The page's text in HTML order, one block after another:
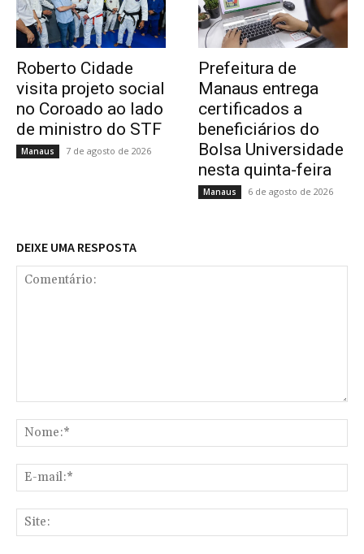
Roberto Cidade
visita projeto social
no Coroado ao lado
de ministro do STF
Manaus 7 de agosto de 2026
Prefeitura de
Manaus entrega
certificados a
beneficiários do
Bolsa Universidade
nesta quinta-feira
Manaus 6 de agosto de 2026
DEIXE UMA RESPOSTA